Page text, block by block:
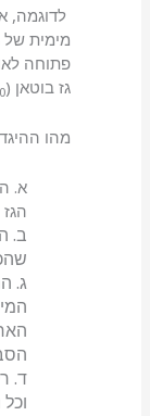
לדוגמה,
פתוחה
גז בוטאן (C
מהו ההיגד
א.
ב.
ג.
ד.